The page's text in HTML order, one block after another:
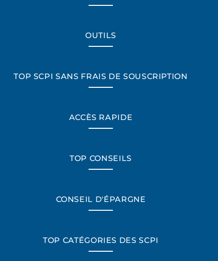
OUTILS
TOP SCPI SANS FRAIS DE SOUSCRIPTION
ACCÈS RAPIDE
TOP CONSEILS
CONSEIL D'ÉPARGNE
TOP CATÉGORIES DES SCPI